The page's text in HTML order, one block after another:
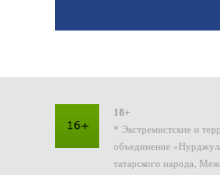
18+
* Экстремистские и
объединение
татарского народа,